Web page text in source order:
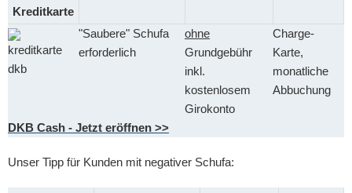
Kreditkarte
"Saubere" Schufa
erforderlich
ohne
Grundgebühr
inkl.
kostenlosem
Girokonto
Charge-
Karte,
monatliche
Abbuchung
DKB Cash - Jetzt eröffnen >>
Unser Tipp für Kunden mit negativer Schufa: